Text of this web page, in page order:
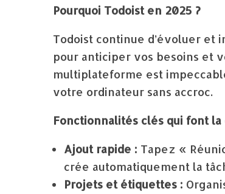
Pourquoi Todoist en 2025 ?
Todoist continue d’évoluer et
pour anticiper vos besoins et
multiplateforme est
votre ordinateur sans accroc.
Fonctionnalités clés qui font
Ajout rapide : Tapez «
crée automatiquement la
Projets et étiquettes :